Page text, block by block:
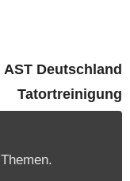
AST Deutschland
Tatortreinigung